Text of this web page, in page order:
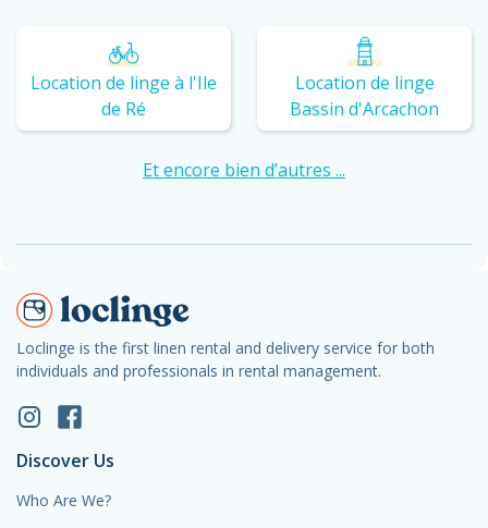
Location de linge à l'Ile
de Ré
Location de linge
Bassin d'Arcachon
Et encore bien d’autres ...
Loclinge is the first linen rental and delivery service for both
individuals and professionals in rental management.
Discover Us
Who Are We?